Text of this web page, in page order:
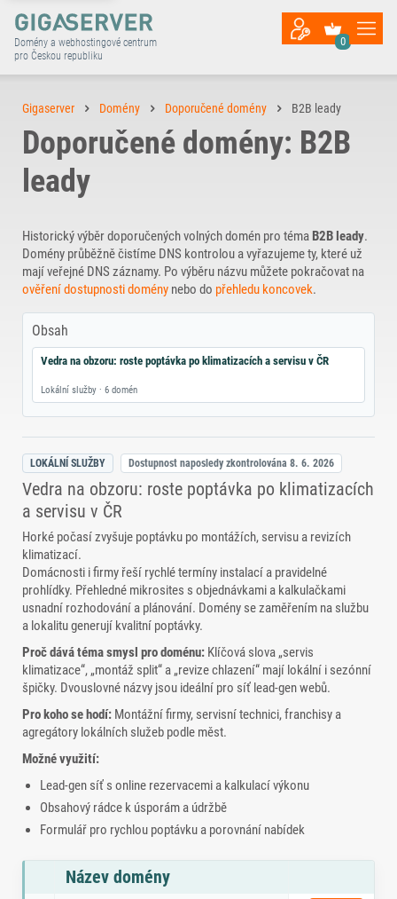
Domény a webhostingové centrum
pro Českou republiku
0
Gigaserver Domény Doporučené domény B2B leady
Doporučené domény: B2B
leady
Historický výběr doporučených volných domén pro téma B2B leady.
Domény průběžně čistíme DNS kontrolou a vyřazujeme ty, které už
mají veřejné DNS záznamy. Po výběru názvu můžete pokračovat na
ověření dostupnosti domény nebo do přehledu koncovek.
Obsah
Vedra na obzoru: roste poptávka po klimatizacích a servisu v ČR
Lokální služby · 6 domén
LOKÁLNÍ SLUŽBY Dostupnost naposledy zkontrolována 8. 6. 2026
Vedra na obzoru: roste poptávka po klimatizacích
a servisu v ČR
Horké počasí zvyšuje poptávku po montážích, servisu a revizích
klimatizací.
Domácnosti i firmy řeší rychlé termíny instalací a pravidelné
prohlídky. Přehledné mikrosites s objednávkami a kalkulačkami
usnadní rozhodování a plánování. Domény se zaměřením na službu
a lokalitu generují kvalitní poptávky.
Proč dává téma smysl pro doménu: Klíčová slova „servis
klimatizace“, „montáž split“ a „revize chlazení“ mají lokální i sezónní
špičky. Dvouslovné názvy jsou ideální pro síť lead‑gen webů.
Pro koho se hodí: Montážní firmy, servisní technici, franchisy a
agregátory lokálních služeb podle měst.
Možné využití:
Lead‑gen síť s online rezervacemi a kalkulací výkonu
Obsahový rádce k úsporám a údržbě
Formulář pro rychlou poptávku a porovnání nabídek
Název domény